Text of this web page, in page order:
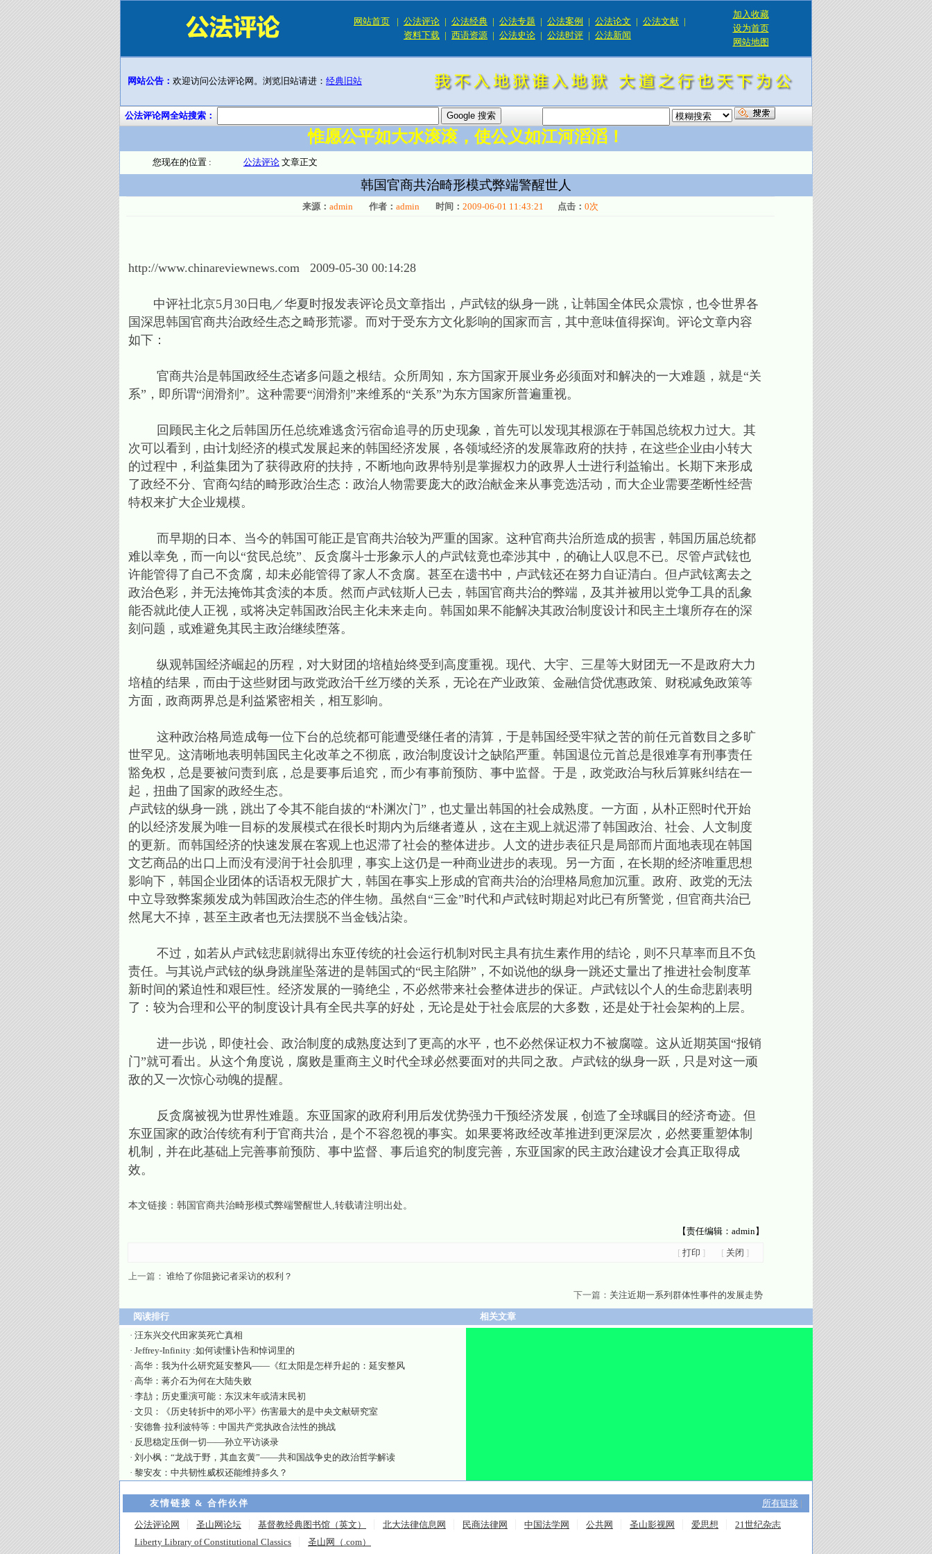
网站首页 | 公法评论 | 公法经典 | 公法专题 | 公法案例 | 公法论文 | 公法文献 |
资料下载 | 西语资源 | 公法史论 | 公法时评 | 公法新闻
加入收藏
设为首页
网站地图
网站公告： 欢迎访问公法评论网。浏览旧站请进： 经典旧站
公法评论网全站搜索：
惟愿公平如大水滚滚，使公义如江河滔滔！
您现在的位置 : 公法评论 文章正文
韩国官商共治畸形模式弊端警醒世人
来源： admin 作者： admin 时间： 2009-06-01 11:43:21 点击： 0次
http://www.chinareviewnews.com 2009-05-30 00:14:28
中评社北京5月30日电／华夏时报发表评论员文章指出，卢武铉的纵身一跳，让韩国全体民众震惊，也令世界各
国深思韩国官商共治政经生态之畸形荒谬。而对于受东方文化影响的国家而言，其中意味值得探询。评论文章内容
如下：
官商共治是韩国政经生态诸多问题之根结。众所周知，东方国家开展业务必须面对和解决的一大难题，就是“关
系”，即所谓“润滑剂”。这种需要“润滑剂”来维系的“关系”为东方国家所普遍重视。
回顾民主化之后韩国历任总统难逃贪污宿命追寻的历史现象，首先可以发现其根源在于韩国总统权力过大。其
次可以看到，由计划经济的模式发展起来的韩国经济发展，各领域经济的发展靠政府的扶持，在这些企业由小转大
的过程中，利益集团为了获得政府的扶持，不断地向政界特别是掌握权力的政界人士进行利益输出。长期下来形成
了政经不分、官商勾结的畸形政治生态：政治人物需要庞大的政治献金来从事竞选活动，而大企业需要垄断性经营
特权来扩大企业规模。
而早期的日本、当今的韩国可能正是官商共治较为严重的国家。这种官商共治所造成的损害，韩国历届总统都
难以幸免，而一向以“贫民总统”、反贪腐斗士形象示人的卢武铉竟也牵涉其中，的确让人叹息不已。尽管卢武铉也
许能管得了自己不贪腐，却未必能管得了家人不贪腐。甚至在遗书中，卢武铉还在努力自证清白。但卢武铉离去之
政治色彩，并无法掩饰其贪渎的本质。然而卢武铉斯人已去，韩国官商共治的弊端，及其并被用以党争工具的乱象
能否就此使人正视，或将决定韩国政治民主化未来走向。韩国如果不能解决其政治制度设计和民主土壤所存在的深
刻问题，或难避免其民主政治继续堕落。
纵观韩国经济崛起的历程，对大财团的培植始终受到高度重视。现代、大宇、三星等大财团无一不是政府大力
培植的结果，而由于这些财团与政党政治千丝万缕的关系，无论在产业政策、金融信贷优惠政策、财税减免政策等
方面，政商两界总是利益紧密相关，相互影响。
这种政治格局造成每一位下台的总统都可能遭受继任者的清算，于是韩国经受牢狱之苦的前任元首数目之多旷
世罕见。这清晰地表明韩国民主化改革之不彻底，政治制度设计之缺陷严重。韩国退位元首总是很难享有刑事责任
豁免权，总是要被问责到底，总是要事后追究，而少有事前预防、事中监督。于是，政党政治与秋后算账纠结在一
起，扭曲了国家的政经生态。
卢武铉的纵身一跳，跳出了令其不能自拔的“朴渊次门”，也丈量出韩国的社会成熟度。一方面，从朴正熙时代开始
的以经济发展为唯一目标的发展模式在很长时期内为后继者遵从，这在主观上就迟滞了韩国政治、社会、人文制度
的更新。而韩国经济的快速发展在客观上也迟滞了社会的整体进步。人文的进步表征只是局部而片面地表现在韩国
文艺商品的出口上而没有浸润于社会肌理，事实上这仍是一种商业进步的表现。另一方面，在长期的经济唯重思想
影响下，韩国企业团体的话语权无限扩大，韩国在事实上形成的官商共治的治理格局愈加沉重。政府、政党的无法
中立导致弊案频发成为韩国政治生态的伴生物。虽然自“三金”时代和卢武铉时期起对此已有所警觉，但官商共治已
然尾大不掉，甚至主政者也无法摆脱不当金钱沾染。
不过，如若从卢武铉悲剧就得出东亚传统的社会运行机制对民主具有抗生素作用的结论，则不只草率而且不负
责任。与其说卢武铉的纵身跳崖坠落进的是韩国式的“民主陷阱”，不如说他的纵身一跳还丈量出了推进社会制度革
新时间的紧迫性和艰巨性。经济发展的一骑绝尘，不必然带来社会整体进步的保证。卢武铉以个人的生命悲剧表明
了：较为合理和公平的制度设计具有全民共享的好处，无论是处于社会底层的大多数，还是处于社会架构的上层。
进一步说，即使社会、政治制度的成熟度达到了更高的水平，也不必然保证权力不被腐噬。这从近期英国“报销
门”就可看出。从这个角度说，腐败是重商主义时代全球必然要面对的共同之敌。卢武铉的纵身一跃，只是对这一顽
敌的又一次惊心动魄的提醒。
反贪腐被视为世界性难题。东亚国家的政府利用后发优势强力干预经济发展，创造了全球瞩目的经济奇迹。但
东亚国家的政治传统有利于官商共治，是个不容忽视的事实。如果要将政经改革推进到更深层次，必然要重塑体制
机制，并在此基础上完善事前预防、事中监督、事后追究的制度完善，东亚国家的民主政治建设才会真正取得成
效。
本文链接： 韩国官商共治畸形模式弊端警醒世人 ,转载请注明出处。
【责任编辑：admin】
[ 打印 ] [ 关闭 ]
上一篇： 谁给了你阻挠记者采访的权利？
下一篇： 关注近期一系列群体性事件的发展走势
阅读排行
· 汪东兴交代田家英死亡真相
· Jeffrey-Infinity :如何读懂讣告和悼词里的
· 高华：我为什么研究延安整风——《红太阳是怎样升起的：延安整风
· 高华：蒋介石为何在大陆失败
· 李劼；历史重演可能：东汉末年或清末民初
· 文贝：《历史转折中的邓小平》伤害最大的是中央文献研究室
· 安德鲁·拉利波特等：中国共产党执政合法性的挑战
· 反思稳定压倒一切——孙立平访谈录
· 刘小枫：“龙战于野，其血玄黄”——共和国战争史的政治哲学解读
· 黎安友：中共韧性威权还能维持多久？
相关文章
友情链接 & 合作伙伴 所有链接 |
公法评论网 圣山网论坛 基督教经典图书馆（英文） 北大法律信息网 民商法律网 中国法学网 公共网 圣山影视网 爱思想
21世纪杂志
Liberty Library of Constitutional Classics
圣山网（.com）